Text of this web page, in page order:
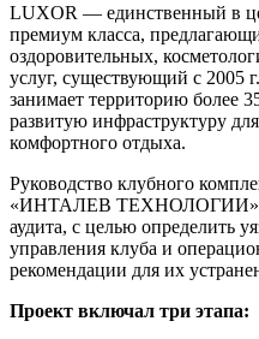
LUXOR — единственный в
премиум класса,
оздоровительных,
услуг, существующий с 2005
занимает территорию более
развитую инфраструктуру
комфортного отдыха.
Руководство клубного
«ИНТАЛЕВ ТЕХНОЛОГИИ»
аудита, с целью определить
управления клуба и
рекомендации для их
Проект включал три этапа: